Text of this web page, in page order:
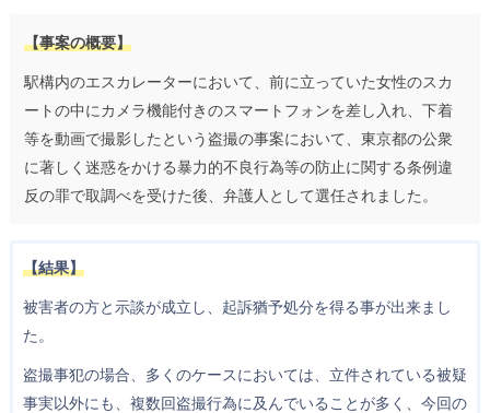
【事案の概要】
駅構内のエスカレーターにおいて、前に立っていた女性のスカ
ートの中にカメラ機能付きのスマートフォンを差し入れ、下着
等を動画で撮影したという盗撮の事案において、東京都の公衆
に著しく迷惑をかける暴力的不良行為等の防止に関する条例違
反の罪で取調べを受けた後、弁護人として選任されました。
【結果】
被害者の方と示談が成立し、起訴猶予処分を得る事が出来まし
た。
盗撮事犯の場合、多くのケースにおいては、立件されている被疑
事実以外にも、複数回盗撮行為に及んでいることが多く、今回の